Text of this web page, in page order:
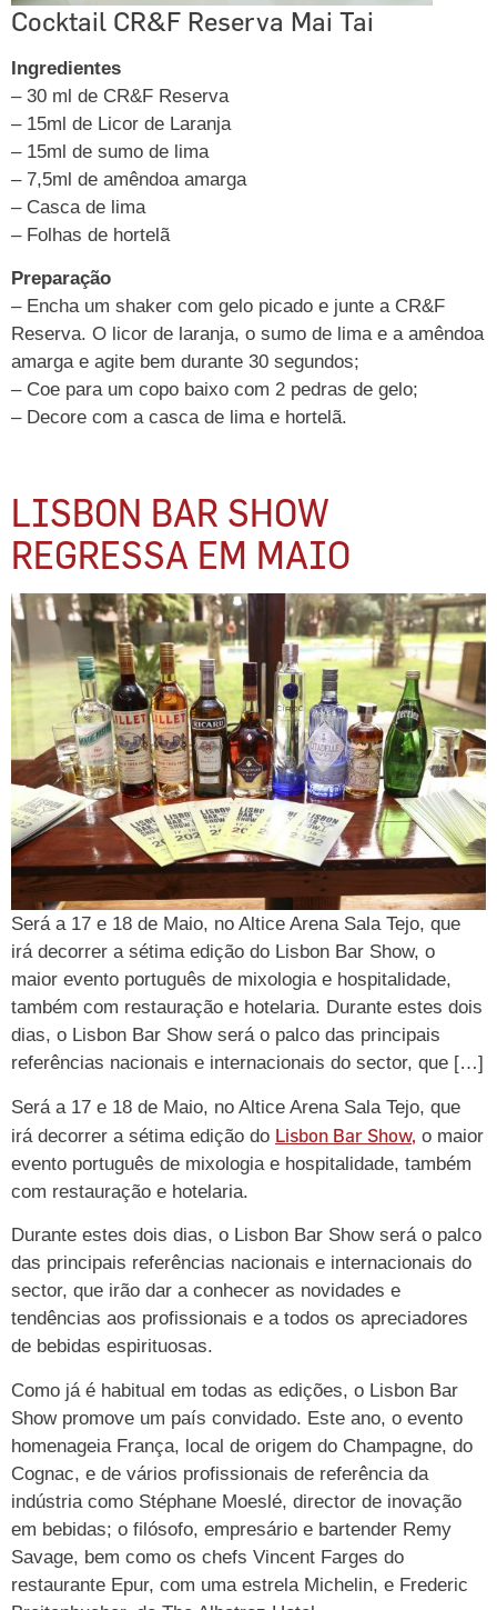
Cocktail CR&F Reserva Mai Tai
Ingredientes
– 30 ml de CR&F Reserva
– 15ml de Licor de Laranja
– 15ml de sumo de lima
– 7,5ml de amêndoa amarga
– Casca de lima
– Folhas de hortelã
Preparação
– Encha um shaker com gelo picado e junte a CR&F
Reserva. O licor de laranja, o sumo de lima e a amêndoa
amarga e agite bem durante 30 segundos;
– Coe para um copo baixo com 2 pedras de gelo;
– Decore com a casca de lima e hortelã.
LISBON BAR SHOW
REGRESSA EM MAIO
Será a 17 e 18 de Maio, no Altice Arena Sala Tejo, que
irá decorrer a sétima edição do Lisbon Bar Show, o
maior evento português de mixologia e hospitalidade,
também com restauração e hotelaria. Durante estes dois
dias, o Lisbon Bar Show será o palco das principais
referências nacionais e internacionais do sector, que […]
Será a 17 e 18 de Maio, no Altice Arena Sala Tejo, que
irá decorrer a sétima edição do Lisbon Bar Show, o maior
evento português de mixologia e hospitalidade, também
com restauração e hotelaria.
Durante estes dois dias, o Lisbon Bar Show será o palco
das principais referências nacionais e internacionais do
sector, que irão dar a conhecer as novidades e
tendências aos profissionais e a todos os apreciadores
de bebidas espirituosas.
Como já é habitual em todas as edições, o Lisbon Bar
Show promove um país convidado. Este ano, o evento
homenageia França, local de origem do Champagne, do
Cognac, e de vários profissionais de referência da
indústria como Stéphane Moeslé, director de inovação
em bebidas; o filósofo, empresário e bartender Remy
Savage, bem como os chefs Vincent Farges do
restaurante Epur, com uma estrela Michelin, e Frederic